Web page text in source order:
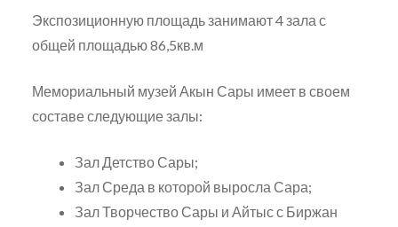
Экспозиционную площадь занимают 4 зала с
общей площадью 86,5кв.м
Мемориальный музей Акын Сары имеет в своем
составе следующие залы:
Зал Детство Сары;
Зал Среда в которой выросла Сара;
Зал Творчество Сары и Айтыс с Биржан